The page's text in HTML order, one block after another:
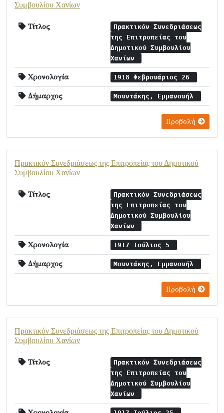
Συμβουλίου Χανίων
Τίτλος
Πρακτικόν Συνεδριάσεως
της Επιτροπείας του
Δημοτικού Συμβουλίου
Χανίων
Χρονολογία 1918 Φεβρουάριος 26
Δήμαρχος Μουντάκης, Εμμανουήλ
Προβολή
Πρακτικόν Συνεδριάσεως της Επιτροπείας του Δημοτικού
Συμβουλίου Χανίων
Τίτλος
Πρακτικόν Συνεδριάσεως
της Επιτροπείας του
Δημοτικού Συμβουλίου
Χανίων
Χρονολογία 1917 Ιούλιος 5
Δήμαρχος Μουντάκης, Εμμανουήλ
Προβολή
Πρακτικόν Συνεδριάσεως της Επιτροπείας του Δημοτικού
Συμβουλίου Χανίων
Τίτλος
Πρακτικόν Συνεδριάσεως
της Επιτροπείας του
Δημοτικού Συμβουλίου
Χανίων